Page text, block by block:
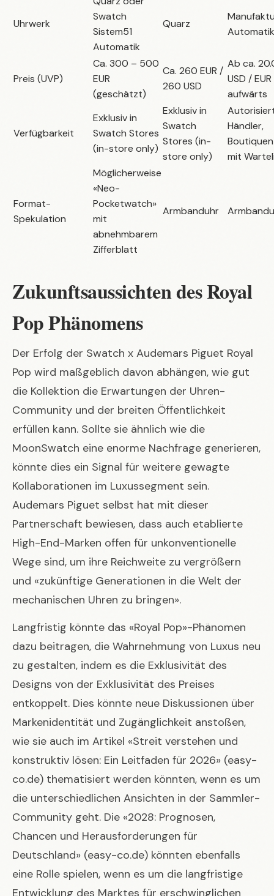
Uhrwerk
Swatch
Sistem51
Automatik
Quarz
Preis (UVP)
Ca. 300 – 500
EUR
(geschätzt)
Ca. 260 EUR /
260 USD
Ab ca.
USD / EUR
aufwärts
Verfügbarkeit
Exklusiv in
Swatch Stores
(in-store only)
Exklusiv in
Swatch
Stores (in-
store only)
Händler,
mit
Format-
Spekulation
Möglicherweise
«Neo-
Pocketwatch»
mit
abnehmbarem
Zifferblatt
Armbanduhr
Zukunftsaussichten des Royal
Pop Phänomens
Der Erfolg der Swatch x Audemars Piguet Royal
Pop wird maßgeblich davon abhängen, wie gut
die Kollektion die Erwartungen der Uhren-
Community und der breiten Öffentlichkeit
erfüllen kann. Sollte sie ähnlich wie die
MoonSwatch eine enorme Nachfrage generieren,
könnte dies ein Signal für weitere gewagte
Kollaborationen im Luxussegment sein.
Audemars Piguet selbst hat mit dieser
Partnerschaft bewiesen, dass auch etablierte
High-End-Marken offen für unkonventionelle
Wege sind, um ihre Reichweite zu vergrößern
und «zukünftige Generationen in die Welt der
mechanischen Uhren zu bringen».
Langfristig könnte das «Royal Pop»-Phänomen
dazu beitragen, die Wahrnehmung von Luxus neu
zu gestalten, indem es die Exklusivität des
Designs von der Exklusivität des Preises
entkoppelt. Dies könnte neue Diskussionen über
Markenidentität und Zugänglichkeit anstoßen,
wie sie auch im Artikel «Streit verstehen und
konstruktiv lösen: Ein Leitfaden für 2026» (easy-
co.de) thematisiert werden könnten, wenn es um
die unterschiedlichen Ansichten in der Sammler-
Community geht. Die «2028: Prognosen,
Chancen und Herausforderungen für
Deutschland» (easy-co.de) könnten ebenfalls
eine Rolle spielen, wenn es um die langfristige
Entwicklung des Marktes für erschwinglichen